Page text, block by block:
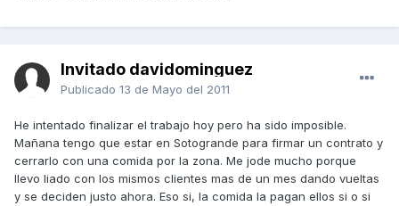
Invitado davidominguez
Publicado 13 de Mayo del 2011
He intentado finalizar el trabajo hoy pero ha sido imposible.
Mañana tengo que estar en Sotogrande para firmar un contrato y
cerrarlo con una comida por la zona. Me jode mucho porque
llevo liado con los mismos clientes mas de un mes dando vueltas
y se deciden justo ahora. Eso si, la comida la pagan ellos si o si